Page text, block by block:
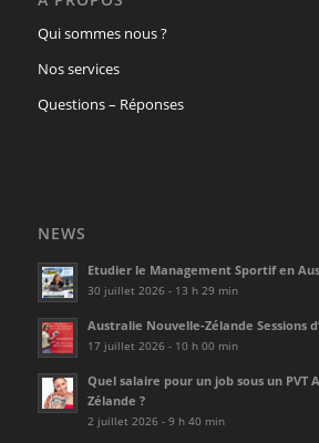
Qui sommes nous ?
Nos services
Questions – Réponses
NEWS
Etudier le Management Sportif en
30 juillet 2026 - 13 h 29 min
Australie Nouvelle-Zélande Sessions
17 juillet 2026 - 10 h 00 min
Quel salaire pour un job sous un PVT
Zélande ?
2 juillet 2026 - 9 h 40 min